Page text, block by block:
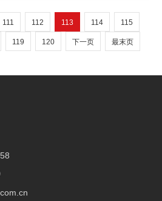
工具，将推动其多品类业务的
提升响应效率与成本核算精准
111 112 113 114 115
119 120 下一页 最末页